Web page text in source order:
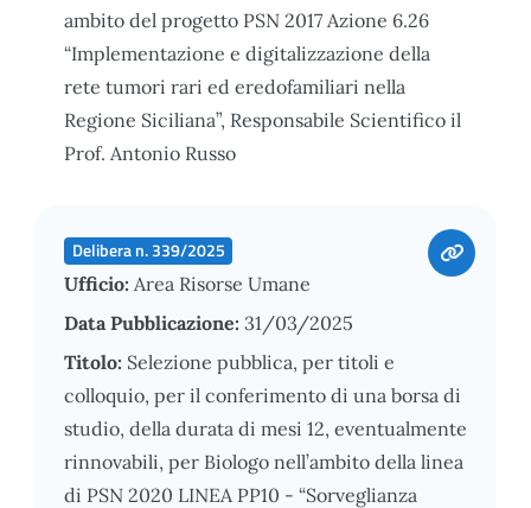
ambito del progetto PSN 2017 Azione 6.26
“Implementazione e digitalizzazione della
rete tumori rari ed eredofamiliari nella
Regione Siciliana”, Responsabile Scientifico il
Prof. Antonio Russo
Delibera n. 339/2025
Ufficio: Area Risorse Umane
Data Pubblicazione: 31/03/2025
Titolo: Selezione pubblica, per titoli e
colloquio, per il conferimento di una borsa di
studio, della durata di mesi 12, eventualmente
rinnovabili, per Biologo nell’ambito della linea
di PSN 2020 LINEA PP10 - “Sorveglianza